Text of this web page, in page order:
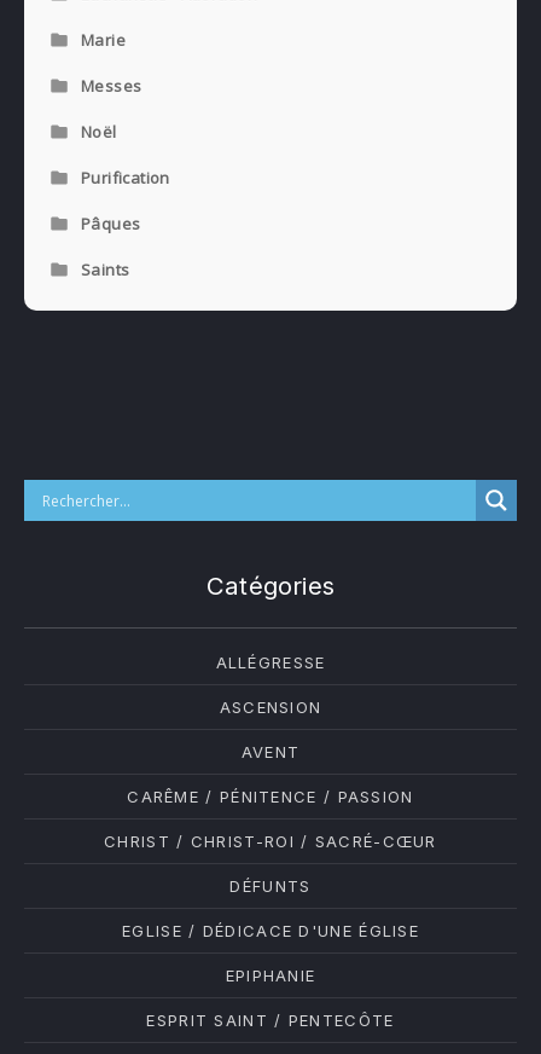
Marie
Messes
Noël
Purification
Pâques
Saints
Catégories
ALLÉGRESSE
ASCENSION
AVENT
CARÊME / PÉNITENCE / PASSION
CHRIST / CHRIST-ROI / SACRÉ-CŒUR
DÉFUNTS
EGLISE / DÉDICACE D'UNE ÉGLISE
EPIPHANIE
ESPRIT SAINT / PENTECÔTE
PREVIOUS